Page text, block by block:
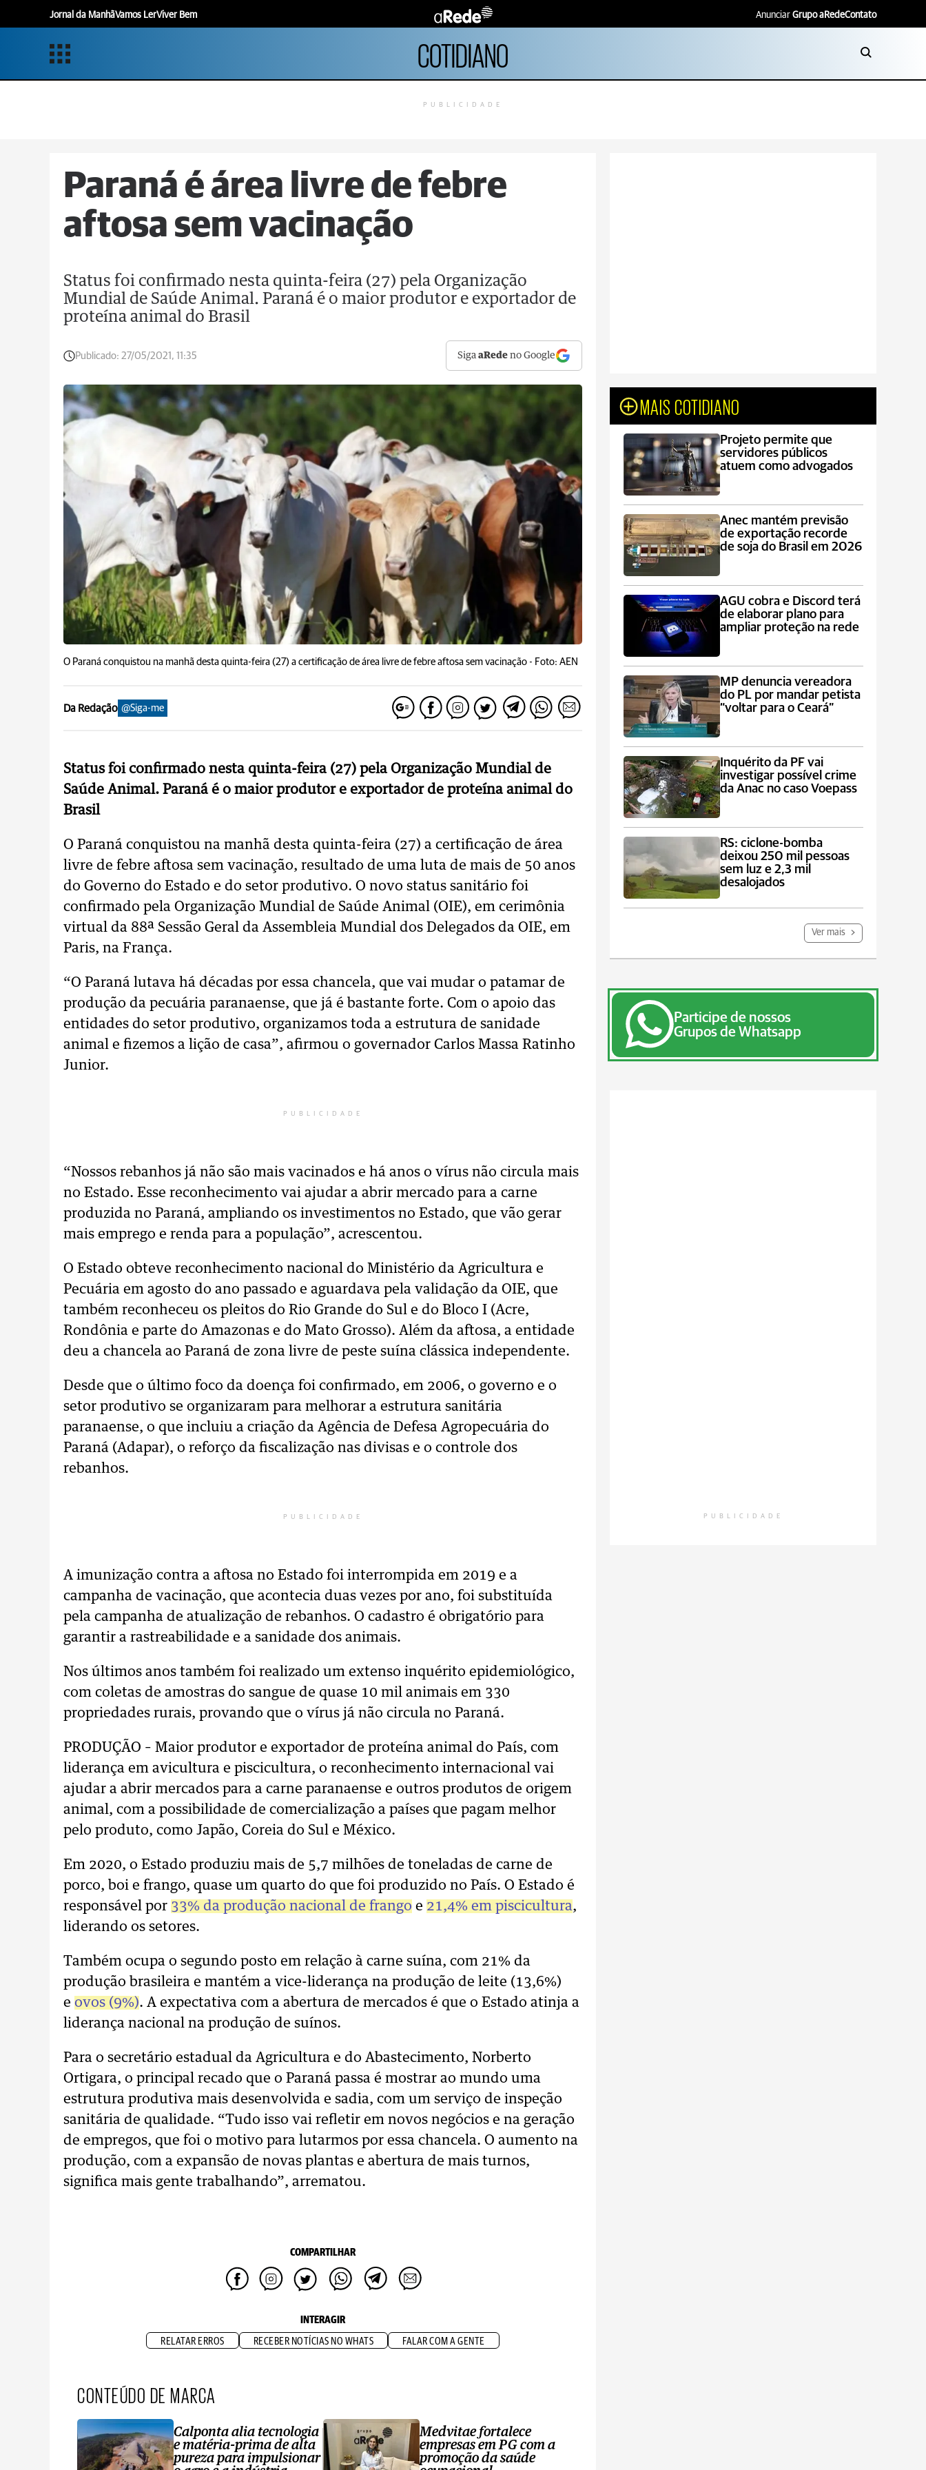
Jornal da ManhãVamos LerViver Bem Anunciar Grupo aRedeContato
COTIDIANO
PUBLICIDADE
Paraná é área livre de febre
aftosa sem vacinação
Status foi confirmado nesta quinta-feira (27) pela Organização
Mundial de Saúde Animal. Paraná é o maior produtor e exportador de
proteína animal do Brasil
Publicado: 27/05/2021, 11:35 SigaaRede no Google
O Paraná conquistou na manhã desta quinta-feira (27) a certificação de área livre de febre aftosa sem vacinação - Foto: AEN
Da Redação @Siga-me
Status foi confirmado nesta quinta-feira (27) pela Organização Mundial de
Saúde Animal. Paraná é o maior produtor e exportador de proteína animal do
Brasil
O Paraná conquistou na manhã desta quinta-feira (27) a certificação de área
livre de febre aftosa sem vacinação, resultado de uma luta de mais de 50 anos
do Governo do Estado e do setor produtivo. O novo status sanitário foi
confirmado pela Organização Mundial de Saúde Animal (OIE), em cerimônia
virtual da 88ª Sessão Geral da Assembleia Mundial dos Delegados da OIE, em
Paris, na França.
“O Paraná lutava há décadas por essa chancela, que vai mudar o patamar de
produção da pecuária paranaense, que já é bastante forte. Com o apoio das
entidades do setor produtivo, organizamos toda a estrutura de sanidade
animal e fizemos a lição de casa”, afirmou o governador Carlos Massa Ratinho
Junior.
PUBLICIDADE
“Nossos rebanhos já não são mais vacinados e há anos o vírus não circula mais
no Estado. Esse reconhecimento vai ajudar a abrir mercado para a carne
produzida no Paraná, ampliando os investimentos no Estado, que vão gerar
mais emprego e renda para a população”, acrescentou.
O Estado obteve reconhecimento nacional do Ministério da Agricultura e
Pecuária em agosto do ano passado e aguardava pela validação da OIE, que
também reconheceu os pleitos do Rio Grande do Sul e do Bloco I (Acre,
Rondônia e parte do Amazonas e do Mato Grosso). Além da aftosa, a entidade
deu a chancela ao Paraná de zona livre de peste suína clássica independente.
Desde que o último foco da doença foi confirmado, em 2006, o governo e o
setor produtivo se organizaram para melhorar a estrutura sanitária
paranaense, o que incluiu a criação da Agência de Defesa Agropecuária do
Paraná (Adapar), o reforço da fiscalização nas divisas e o controle dos
rebanhos.
PUBLICIDADE
A imunização contra a aftosa no Estado foi interrompida em 2019 e a
campanha de vacinação, que acontecia duas vezes por ano, foi substituída
pela campanha de atualização de rebanhos. O cadastro é obrigatório para
garantir a rastreabilidade e a sanidade dos animais.
Nos últimos anos também foi realizado um extenso inquérito epidemiológico,
com coletas de amostras do sangue de quase 10 mil animais em 330
propriedades rurais, provando que o vírus já não circula no Paraná.
PRODUÇÃO – Maior produtor e exportador de proteína animal do País, com
liderança em avicultura e piscicultura, o reconhecimento internacional vai
ajudar a abrir mercados para a carne paranaense e outros produtos de origem
animal, com a possibilidade de comercialização a países que pagam melhor
pelo produto, como Japão, Coreia do Sul e México.
Em 2020, o Estado produziu mais de 5,7 milhões de toneladas de carne de
porco, boi e frango, quase um quarto do que foi produzido no País. O Estado é
responsável por 33% da produção nacional de frango e 21,4% em piscicultura,
liderando os setores.
Também ocupa o segundo posto em relação à carne suína, com 21% da
produção brasileira e mantém a vice-liderança na produção de leite (13,6%)
e ovos (9%). A expectativa com a abertura de mercados é que o Estado atinja a
liderança nacional na produção de suínos.
Para o secretário estadual da Agricultura e do Abastecimento, Norberto
Ortigara, o principal recado que o Paraná passa é mostrar ao mundo uma
estrutura produtiva mais desenvolvida e sadia, com um serviço de inspeção
sanitária de qualidade. “Tudo isso vai refletir em novos negócios e na geração
de empregos, que foi o motivo para lutarmos por essa chancela. O aumento na
produção, com a expansão de novas plantas e abertura de mais turnos,
significa mais gente trabalhando”, arrematou.
COMPARTILHAR
INTERAGIR
RELATAR ERROS RECEBER NOTÍCIAS NO WHATS FALAR COM A GENTE
CONTEÚDO DE MARCA
Calponta alia tecnologia
e matéria-prima de alta
pureza para impulsionar
Medvitae fortalece
empresas em PG com a
promoção da saúde
MAIS COTIDIANO
Projeto permite que
servidores públicos
atuem como advogados
Anec mantém previsão
de exportação recorde
de soja do Brasil em 2026
AGU cobra e Discord terá
de elaborar plano para
ampliar proteção na rede
MP denuncia vereadora
do PL por mandar petista
“voltar para o Ceará”
Inquérito da PF vai
investigar possível crime
da Anac no caso Voepass
RS: ciclone-bomba
deixou 250 mil pessoas
sem luz e 2,3 mil
desalojados
Ver mais
Participe de nossos
Grupos de Whatsapp
PUBLICIDADE